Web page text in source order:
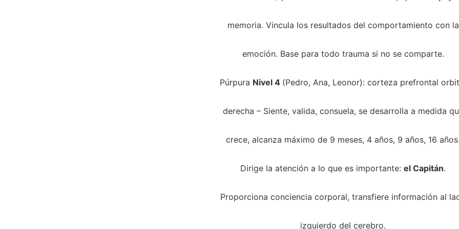
memoria. Vincula los resultados del comportamiento con la
emoción. Base para todo trauma si no se comparte.
Púrpura Nivel 4 (Pedro, Ana, Leonor): corteza prefrontal
derecha – Siente, valida, consuela, se desarrolla a medida
crece, alcanza máximo de 9 meses, 4 años, 9 años, 16 años.
Dirige la atención a lo que es importante: el Capitán.
Proporciona conciencia corporal, transfiere información al
izquierdo del cerebro.